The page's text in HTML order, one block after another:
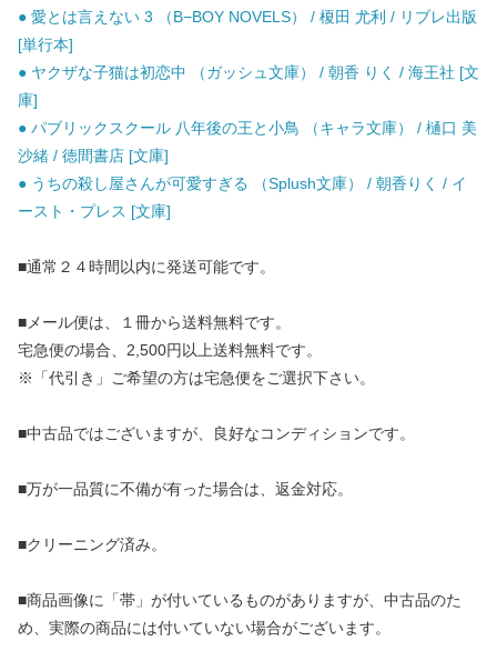
● 愛とは言えない 3 （B−BOY NOVELS） / 榎田 尤利 / リブレ出版
[単行本]
● ヤクザな子猫は初恋中 （ガッシュ文庫） / 朝香 りく / 海王社 [文
庫]
● パブリックスクール 八年後の王と小鳥 （キャラ文庫） / 樋口 美
沙緒 / 徳間書店 [文庫]
● うちの殺し屋さんが可愛すぎる （Splush文庫） / 朝香りく / イ
ースト・プレス [文庫]
■通常２４時間以内に発送可能です。
■メール便は、１冊から送料無料です。
宅急便の場合、2,500円以上送料無料です。
※「代引き」ご希望の方は宅急便をご選択下さい。
■中古品ではございますが、良好なコンディションです。
■万が一品質に不備が有った場合は、返金対応。
■クリーニング済み。
■商品画像に「帯」が付いているものがありますが、中古品のた
め、実際の商品には付いていない場合がございます。